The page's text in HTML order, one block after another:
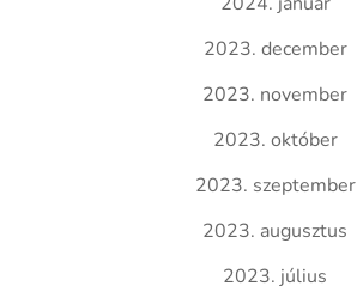
2023. december
2023. november
2023. október
2023. szeptember
2023. augusztus
2023. július